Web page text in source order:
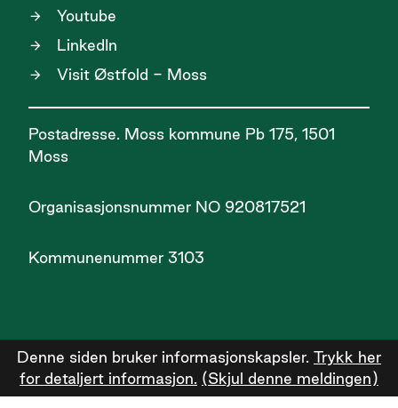
Youtube
LinkedIn
Visit Østfold - Moss
Postadresse. Moss kommune Pb 175, 1501
Moss
Organisasjonsnummer NO 920817521
Kommunenummer 3103
Denne siden bruker informasjonskapsler. Trykk her
for detaljert informasjon. (Skjul denne meldingen)